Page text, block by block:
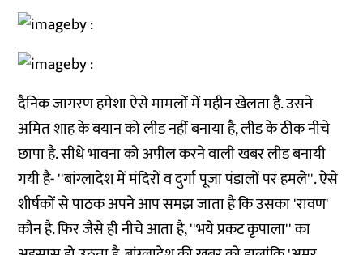
दैनिक जागरण हमेशा ऐसे मामलों में महीन खेलता है. उसने
अमित शाह के बयान को लीड नहीं बनाया है, लीड के ठीक नीचे
छापा है. सीधे भावना को अपील करने वाली खबर लीड बनायी
गयी है- ''बांग्‍लादेश में मंदिरों व दुर्गा पूजा पंडालों पर हमले''. ऐसे
शीर्षकों से पाठक अपने आप समझ जाता है कि उसका 'रावण'
कौन है. फिर जैसे ही नीचे आता है, ''भये प्रकट कृपाला'' का